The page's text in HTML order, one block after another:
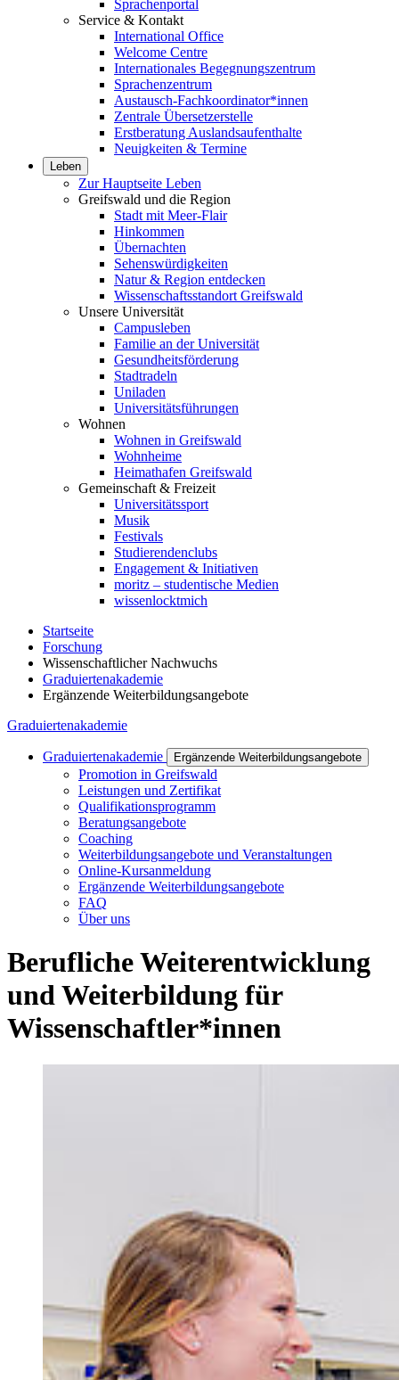
Sprachenportal
Service & Kontakt
International Office
Welcome Centre
Internationales Begegnungszentrum
Sprachenzentrum
Austausch-Fachkoordinator*innen
Zentrale Übersetzerstelle
Erstberatung Auslandsaufenthalte
Neuigkeiten & Termine
Leben
Zur Hauptseite Leben
Greifswald und die Region
Stadt mit Meer-Flair
Hinkommen
Übernachten
Sehenswürdigkeiten
Natur & Region entdecken
Wissenschaftsstandort Greifswald
Unsere Universität
Campusleben
Familie an der Universität
Gesundheitsförderung
Stadtradeln
Uniladen
Universitätsführungen
Wohnen
Wohnen in Greifswald
Wohnheime
Heimathafen Greifswald
Gemeinschaft & Freizeit
Universitätssport
Musik
Festivals
Studierendenclubs
Engagement & Initiativen
moritz – studentische Medien
wissenlocktmich
Startseite
Forschung
Wissenschaftlicher Nachwuchs
Graduiertenakademie
Ergänzende Weiterbildungsangebote
Graduiertenakademie
Graduiertenakademie Ergänzende Weiterbildungsangebote
Promotion in Greifswald
Leistungen und Zertifikat
Qualifikationsprogramm
Beratungsangebote
Coaching
Weiterbildungsangebote und Veranstaltungen
Online-Kursanmeldung
Ergänzende Weiterbildungsangebote
FAQ
Über uns
Berufliche Weiterentwicklung
und Weiterbildung für
Wissenschaftler*innen